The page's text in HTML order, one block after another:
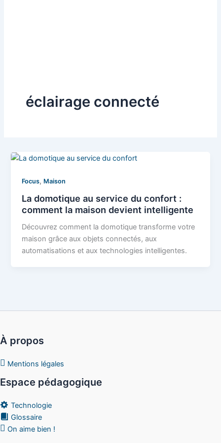
éclairage connecté
Focus, Maison
La domotique au service du confort :
comment la maison devient intelligente
Découvrez comment la domotique transforme votre
maison grâce aux objets connectés, aux
automatisations et aux technologies intelligentes.
À propos
Mentions légales
Espace pédagogique
Technologie
Glossaire
On aime bien !